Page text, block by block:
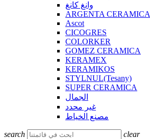
وانغ كانغ
ARGENTA CERAMICA
Ascot
CICOGRES
COLORKER
GOMEZ CERAMICA
KERAMEX
KERAMIKOS
STYLNUL(Tesany)
SUPER CERAMICA
الجمال
غير محدد
مصنع الخياط
search clear